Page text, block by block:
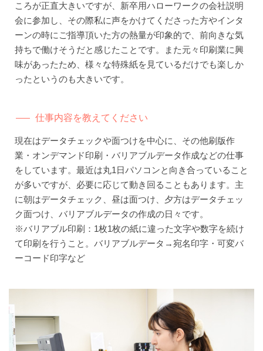
ころが正直大きいですが、新卒用ハローワークの会社説明
会に参加し、その際私に声をかけてくださった方やインタ
ーンの時にご指導頂いた方の熱量が印象的で、前向きな気
持ちで働けそうだと感じたことです。また元々印刷業に興
味があったため、様々な特殊紙を見ているだけでも楽しか
ったというのも大きいです。
仕事内容を教えてください
現在はデータチェックや面つけを中心に、その他刷版作
業・オンデマンド印刷・バリアブルデータ作成などの仕事
をしています。最近は丸1日パソコンと向き合っていること
が多いですが、必要に応じて動き回ることもあります。主
に朝はデータチェック、昼は面つけ、夕方はデータチェッ
ク面つけ、バリアブルデータの作成の日々です。
※バリアブル印刷：1枚1枚の紙に違った文字や数字を続け
て印刷を行うこと。バリアブルデータ→宛名印字・可変バ
ーコード印字など